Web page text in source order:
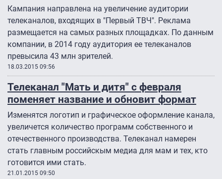
Кампания направлена на увеличение аудитории
телеканалов, входящих в "Первый ТВЧ". Реклама
размещается на самых разных площадках. По данным
компании, в 2014 году аудитория ее телеканалов
превысила 43 млн зрителей.
18.03.2015 09:56
Телеканал "Мать и дитя" с февраля
поменяет название и обновит формат
Изменятся логотип и графическое оформление канала,
увеличется количество программ собственного и
отечественного производства. Телеканал намерен
стать главным российскым медиа для мам и тех, кто
готовится ими стать.
21.01.2015 09:50